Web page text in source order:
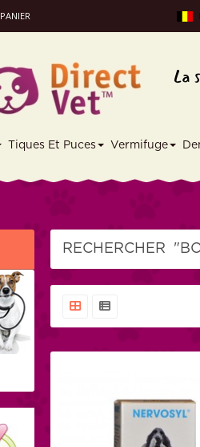
PANIER
Tiques Et Puces Vermifuge
RECHERCHER